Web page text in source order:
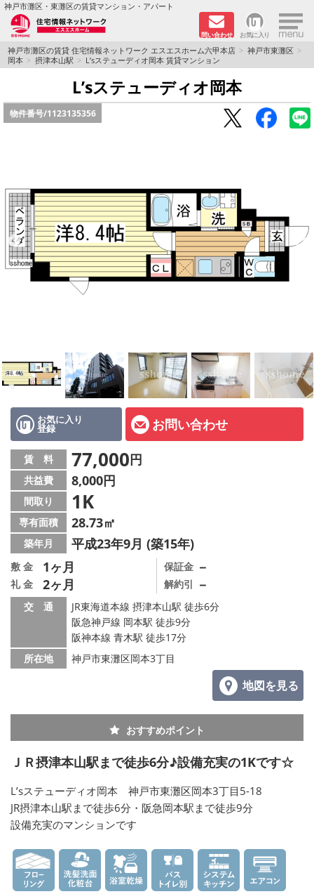
神戸市灘区・東灘区の賃貸マンション・アパート
問い合わせ お気に入り ×
TOPページ
学生さん向け物件
路線·駅から探す
地域から探す
地図から探す
メールでお問い合わせ
神戸市灘区の賃貸 住宅情報ネットワーク エスエスホーム六甲本店
神戸市東灘区
岡本
摂津本山駅 L’sステューディオ岡本 賃貸マンション
L’sステューディオ岡本
物件番号/1123135356
お気に入り
登録 お問い合わせ
賃 料 77,000円
共益費 8,000円
間取り 1K
専有面積 28.73㎡
築年月 平成23年9月 (築15年)
敷 金 1ヶ月
礼 金 2ヶ月
保証金 －
解約引 －
交 通
JR東海道本線 摂津本山駅 徒歩6分
阪急神戸線 岡本駅 徒歩9分
阪神本線 青木駅 徒歩17分
所在地
神戸市東灘区岡本3丁目
地図を見る
おすすめポイント
ＪＲ摂津本山駅まで徒歩6分♪設備充実の1Kです☆
L’sステューディオ岡本 神戸市東灘区岡本3丁目5-18
JR摂津本山駅まで徒歩6分・阪急岡本駅まで徒歩9分
設備充実のマンションです